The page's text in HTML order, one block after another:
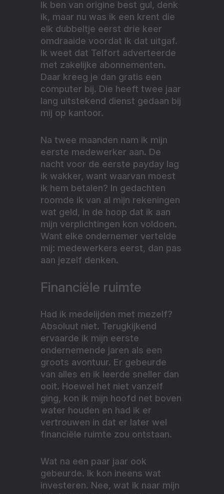
Ik ben van origine best gul, denk
ik, maar nu was ik een krent die
elk dubbeltje eerst drie keer
omdraaide voordat ik dat uitgaf.
Ik weet dat Telfort adverteerde
met zakelijke abonnementen.
Daar kreeg je dan gratis een
computer bij. Die heeft twee jaar
lang uitstekend dienst gedaan bij
mij op kantoor.
Na twee maanden nam ik mijn
eerste medewerker aan. De
nacht voor de eerste payday lag
ik wakker, want waarvan moest
ik hem betalen? In gedachten
roomde ik van al mijn rekeningen
wat geld, in de hoop dat ik aan
mijn verplichtingen kon voldoen.
Want elke ondernemer vertelde
mij: medewerkers eerst, dan pas
aan jezelf denken.
Financiële ruimte
Had ik medelijden met mezelf?
Absoluut niet. Terugkijkend
ervaarde ik mijn eerste
ondernemende jaren als een
groots avontuur. Er gebeurde
van alles en ik leerde sneller dan
ooit. Hoewel het niet vanzelf
ging, kon ik mijn hoofd net boven
water houden en had ik er
vertrouwen in dat er later wel
financiële ruimte zou ontstaan.
Wat na een paar jaar ook
gebeurde. Ik kon ineens wat
investeren. Nee, wat ik naar mijn